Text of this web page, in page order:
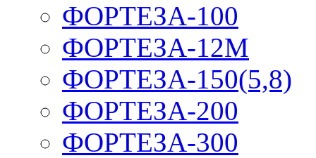
ФОРТЕЗА-100
ФОРТЕЗА-12М
ФОРТЕЗА-150(5,8)
ФОРТЕЗА-200
ФОРТЕЗА-300